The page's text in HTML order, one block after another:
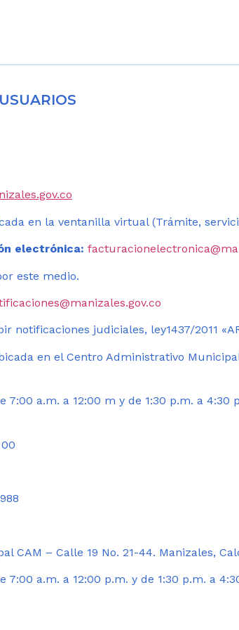
en la ventanilla virtual (Trámite,
electrónica:
este medio.
notificaciones judiciales, ley1437/2011
en el Centro Administrativo
7:00 a.m. a 12:00 m y de 1:30 p.m. a 4:30
CAM – Calle 19 No. 21-44. Manizales,
7:00 a.m. a 12:00 p.m. y de 1:30 p.m. a